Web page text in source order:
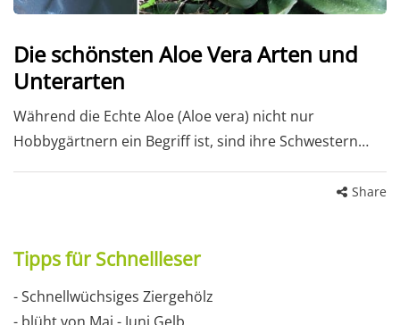
Die schönsten Aloe Vera Arten und
Unterarten
Während die Echte Aloe (Aloe vera) nicht nur
Hobbygärtnern ein Begriff ist, sind ihre Schwestern…
Share
Tipps für Schnellleser
- Schnellwüchsiges Ziergehölz